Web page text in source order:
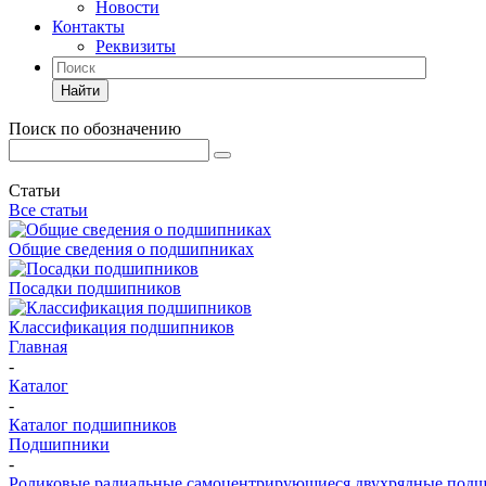
Новости
Контакты
Реквизиты
Найти
Поиск по обозначению
Статьи
Все статьи
Общие сведения о подшипниках
Посадки подшипников
Классификация подшипников
Главная
-
Каталог
-
Каталог подшипников
Подшипники
-